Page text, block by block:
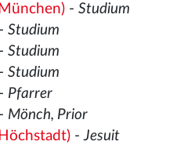
- Studium
Studium
Studium
Studium
Pfarrer
Mönch, Prior
-Jesuit